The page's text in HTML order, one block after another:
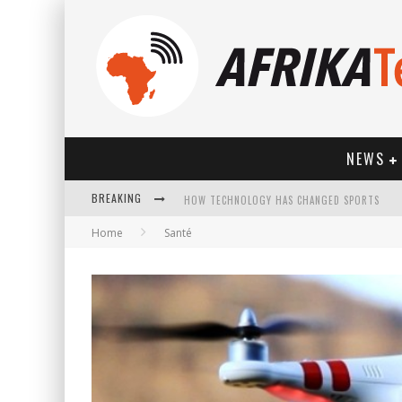
NEWS
BREAKING HOW TECHNOLOGY HAS CHANGED SPORTS
Home Santé